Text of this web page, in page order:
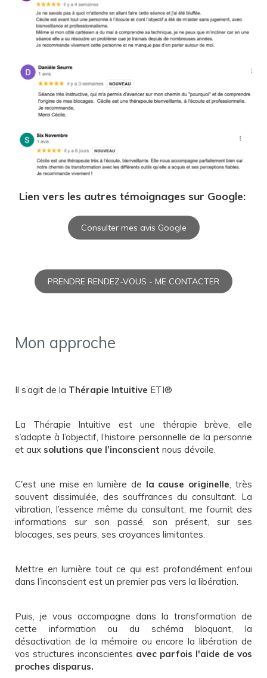
Lien vers les autres témoignages sur Google:
Consulter mes avis Google
PRENDRE RENDEZ-VOUS - ME CONTACTER
Mon approche
Il s’agit de la Thérapie Intuitive ETI®
La Thérapie Intuitive est une thérapie brève, elle
s’adapte à l’objectif, l’histoire personnelle de la personne
et aux solutions que l’inconscient nous dévoile.
C'est une mise en lumière de la cause originelle, très
souvent dissimulée, des souffrances du consultant. La
vibration, l’essence même du consultant, me fournit des
informations sur son passé, son présent, sur ses
blocages, ses peurs, ses croyances limitantes.
Mettre en lumière tout ce qui est profondément enfoui
dans l’inconscient est un premier pas vers la libération.
Puis, je vous accompagne dans la transformation de
cette information ou du schéma bloquant, la
désactivation de la mémoire ou encore la libération de
vos structures inconscientes avec parfois l'aide de vos
proches disparus.